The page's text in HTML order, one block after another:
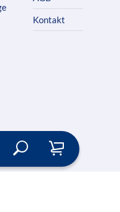
Kontakt